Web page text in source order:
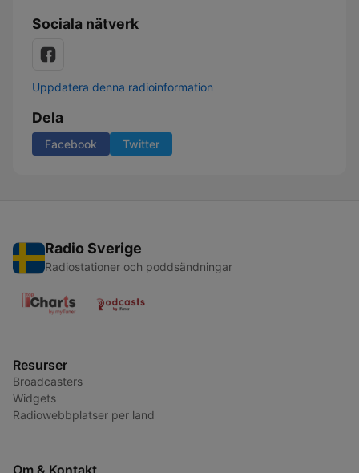
Sociala nätverk
Uppdatera denna radioinformation
Dela
Facebook Twitter
Radio Sverige
Radiostationer och poddsändningar
Resurser
Broadcasters
Widgets
Radiowebbplatser per land
Om & Kontakt